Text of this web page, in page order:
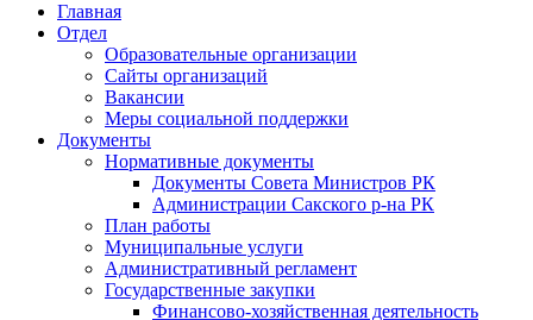
Главная
Отдел
Образовательные организации
Сайты организаций
Вакансии
Меры социальной поддержки
Документы
Нормативные документы
Документы Совета Министров РК
Администрации Сакского р-на РК
План работы
Муниципальные услуги
Административный регламент
Государственные закупки
Финансово-хозяйственная деятельность